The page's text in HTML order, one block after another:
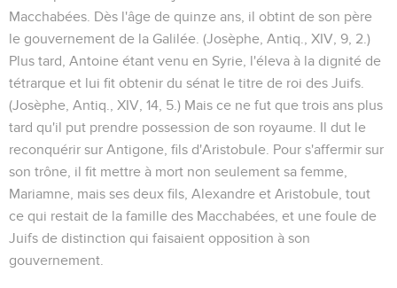
Macchabées. Dès l'âge de quinze ans, il obtint de son père
le gouvernement de la Galilée. (Josèphe, Antiq., XIV, 9, 2.)
Plus tard, Antoine étant venu en Syrie, l'éleva à la dignité de
tétrarque et lui fit obtenir du sénat le titre de roi des Juifs.
(Josèphe, Antiq., XIV, 14, 5.) Mais ce ne fut que trois ans plus
tard qu'il put prendre possession de son royaume. Il dut le
reconquérir sur Antigone, fils d'Aristobule. Pour s'affermir sur
son trône, il fit mettre à mort non seulement sa femme,
Mariamne, mais ses deux fils, Alexandre et Aristobule, tout
ce qui restait de la famille des Macchabées, et une foule de
Juifs de distinction qui faisaient opposition à son
gouvernement.